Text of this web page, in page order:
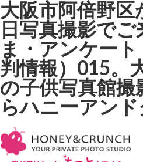
大阪市阿倍野区
日写真撮影でご
ま・アンケー
判情報）015。
の子供写真館
らハニーアン